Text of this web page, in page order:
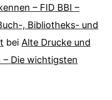
– FID BBI –
, Bibliotheks- und
bei Alte Drucke und
– Die wichtigsten